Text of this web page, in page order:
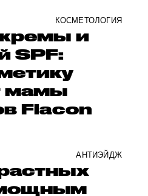
КОСМЕТОЛОГИЯ
и
SPF:
мамы
Flacon
АНТИЭЙДЖ